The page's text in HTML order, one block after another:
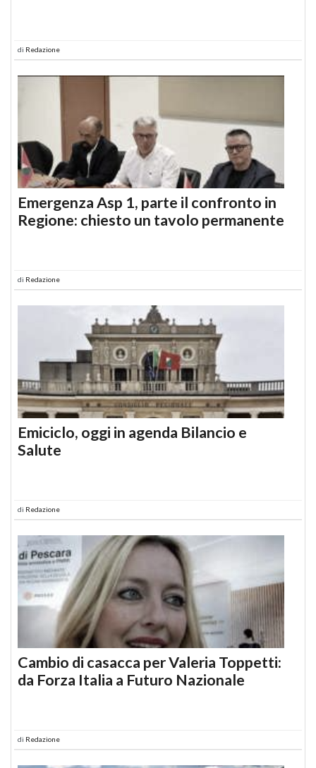
di Redazione
Emergenza Asp 1, parte il confronto in
Regione: chiesto un tavolo permanente
di Redazione
Emiciclo, oggi in agenda Bilancio e
Salute
di Redazione
Cambio di casacca per Valeria Toppetti:
da Forza Italia a Futuro Nazionale
di Redazione